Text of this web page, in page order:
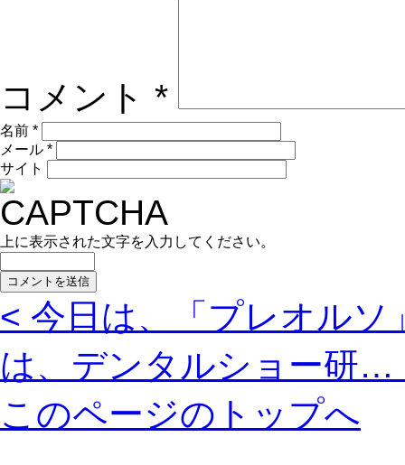
コメント *
名前 *
メール *
サイト
上に表示された文字を入力してください。
< 今日は、「プレオル
は、デンタルショー研…
このページのトップへ